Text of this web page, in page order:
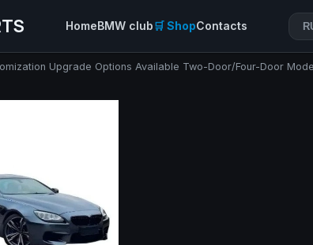
HomeBMW club🛒 ShopContacts
Upgrade Options Available Two-Door/Four-Door